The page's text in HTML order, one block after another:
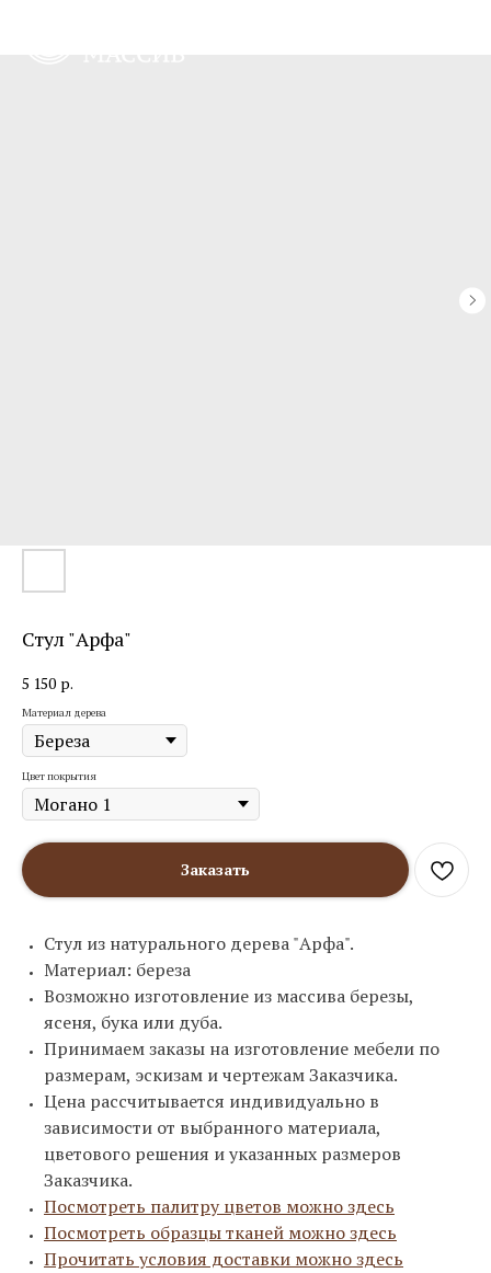
Стул "Арфа"
5 150 р.
Материал дерева
Цвет покрытия
Заказать
Стул из натурального дерева "Арфа".
Материал: береза
Возможно изготовление из массива березы,
ясеня, бука или дуба.
Принимаем заказы на изготовление мебели по
размерам, эскизам и чертежам Заказчика.
Цена рассчитывается индивидуально в
зависимости от выбранного материала,
цветового решения и указанных размеров
Заказчика.
Посмотреть палитру цветов можно здесь
Посмотреть образцы тканей можно здесь
Прочитать условия доставки можно здесь